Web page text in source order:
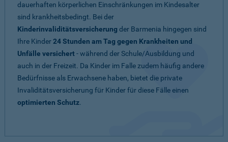
dauerhaften körperlichen Einschränkungen im Kindesalter
sind krankheitsbedingt. Bei der
Kinderinvaliditätsversicherung der Barmenia hingegen sind
Ihre Kinder24 Stunden am Tag gegen Krankheiten und
Unfälle versichert- während der Schule/Ausbildung und
auch in der Freizeit. Da Kinder im Falle zudem häufig andere
Bedürfnisse als Erwachsene haben, bietet die private
Invaliditätsversicherung für Kinder für diese Fälle einen
optimierten Schutz.